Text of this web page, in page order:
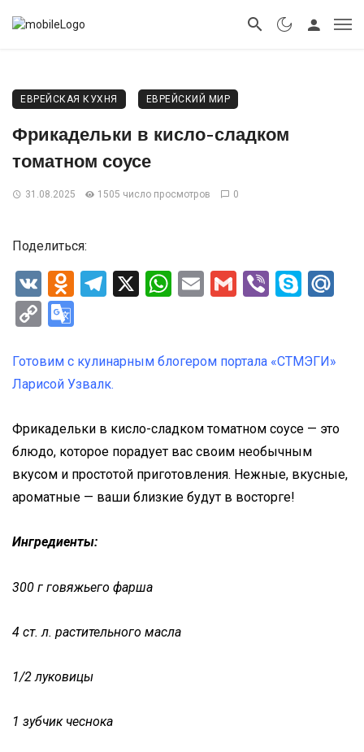
ЕВРЕЙСКАЯ КУХНЯ ЕВРЕЙСКИЙ МИР
Фрикадельки в кисло-сладком
томатном соусе
31.08.2025 1505 число просмотров 0
Поделиться:
VK Odnoklassniki
Telegram
X WhatsApp
EmailGmailViber
Copy
Готовим с кулинарным блогером портала «СТМЭГИ»
Ларисой Узвалк.
Фрикадельки в кисло-сладком томатном соусе — это
блюдо, которое порадует вас своим необычным
вкусом и простотой приготовления. Нежные, вкусные,
ароматные — ваши близкие будут в восторге!
Ингредиенты:
300 г говяжьего фарша
4 ст. л. растительного масла
1/2 луковицы
1 зубчик чеснока